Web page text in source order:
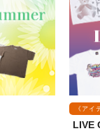
《アイ
LIVE